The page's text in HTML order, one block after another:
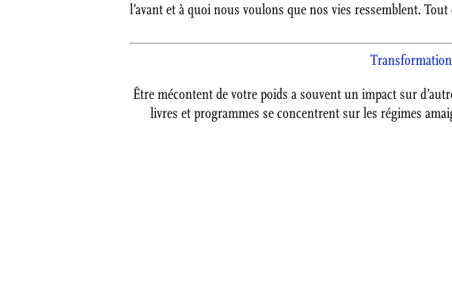
l’avant et à quoi nous voulons que nos vies ressemblent.
Être mécontent de votre poids a souvent un impact sur
livres et programmes se concentrent sur les régimes